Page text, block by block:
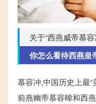
关于“西燕威帝慕
你怎么看待西燕皇
慕容冲,中国历史上最
前燕幽帝慕容暐和西燕